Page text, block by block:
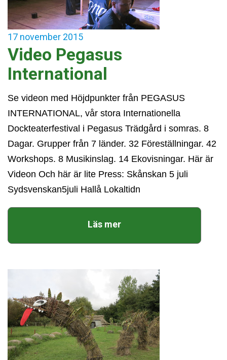
17 november 2015
Video Pegasus
International
Se videon med Höjdpunkter från PEGASUS
INTERNATIONAL, vår stora Internationella
Dockteaterfestival i Pegasus Trädgård i somras. 8
Dagar. Grupper från 7 länder. 32 Föreställningar. 42
Workshops. 8 Musikinslag. 14 Ekovisningar. Här är
Videon Och här är lite Press: Skånskan 5 juli
Sydsvenskan5juli Hallå Lokaltidn
Läs mer